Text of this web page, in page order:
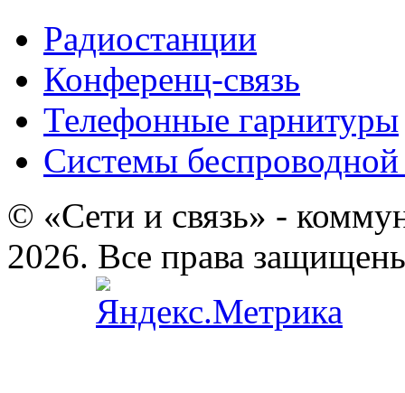
Радиостанции
Конференц-связь
Телефонные гарнитуры
Системы беспроводной
© «Сети и связь» -
2026. Все права